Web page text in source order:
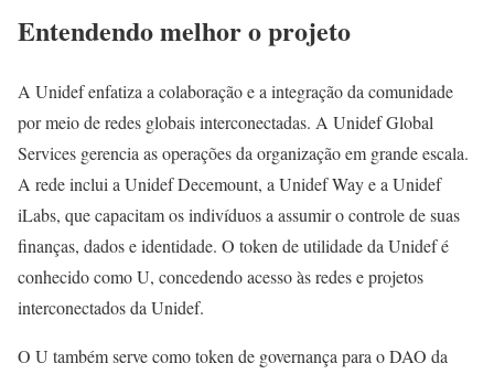
Entendendo melhor o projeto
A Unidef enfatiza a colaboração e a integração da comunidade
por meio de redes globais interconectadas. A Unidef Global
Services gerencia as operações da organização em grande escala.
A rede inclui a Unidef Decemount, a Unidef Way e a Unidef
iLabs, que capacitam os indivíduos a assumir o controle de suas
finanças, dados e identidade. O token de utilidade da Unidef é
conhecido como U, concedendo acesso às redes e projetos
interconectados da Unidef.
O U também serve como token de governança para o DAO da